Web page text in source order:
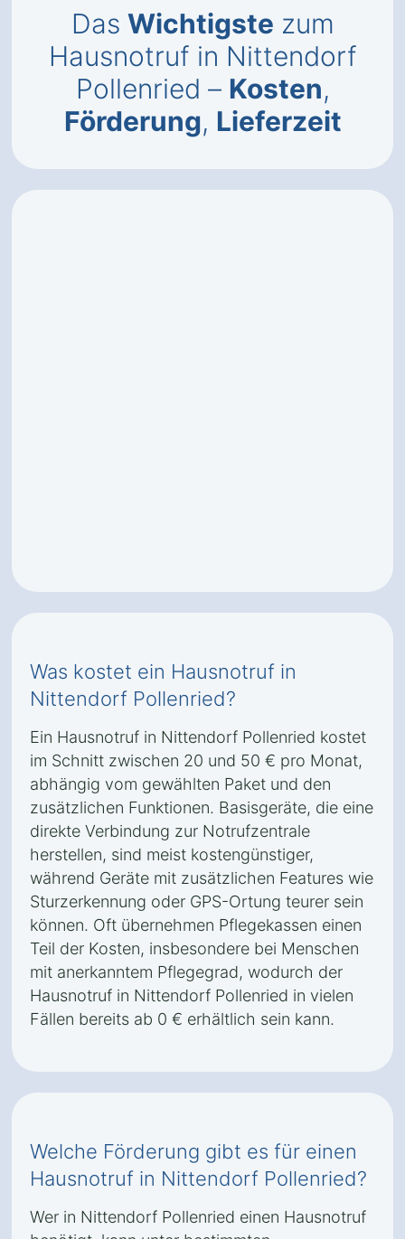
Das Wichtigste zum
Hausnotruf in Nittendorf
Pollenried – Kosten,
Förderung, Lieferzeit
Was kostet ein Hausnotruf in
Nittendorf Pollenried?
Ein Hausnotruf in Nittendorf Pollenried kostet
im Schnitt zwischen 20 und 50 € pro Monat,
abhängig vom gewählten Paket und den
zusätzlichen Funktionen. Basisgeräte, die eine
direkte Verbindung zur Notrufzentrale
herstellen, sind meist kostengünstiger,
während Geräte mit zusätzlichen Features wie
Sturzerkennung oder GPS-Ortung teurer sein
können. Oft übernehmen Pflegekassen einen
Teil der Kosten, insbesondere bei Menschen
mit anerkanntem Pflegegrad, wodurch der
Hausnotruf in Nittendorf Pollenried in vielen
Fällen bereits ab 0 € erhältlich sein kann.
Welche Förderung gibt es für einen
Hausnotruf in Nittendorf Pollenried?
Wer in Nittendorf Pollenried einen Hausnotruf